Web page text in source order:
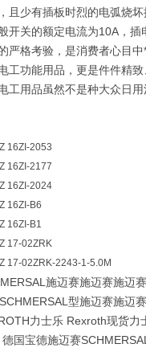
且少有插板时烈的电弧烧
开关的额定电流为10A，插
严格考验，是消费者心目
工功能用品，更是件件精
工用品虽然不是种大众日
16ZI-2053
16ZI-2177
16ZI-2024
16ZI-B6
16ZI-B1
17-02ZRK
17-02ZRK-2243-1-5.0M
施迈赛施迈赛施迈赛
型施迈赛施迈
力士乐 Rexroth现货
国宝德施迈赛